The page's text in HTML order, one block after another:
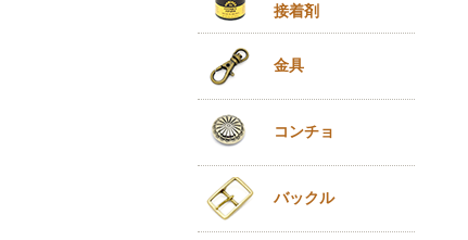
接着剤
金具
コンチョ
バックル